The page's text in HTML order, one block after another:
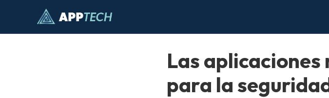
Las
para la